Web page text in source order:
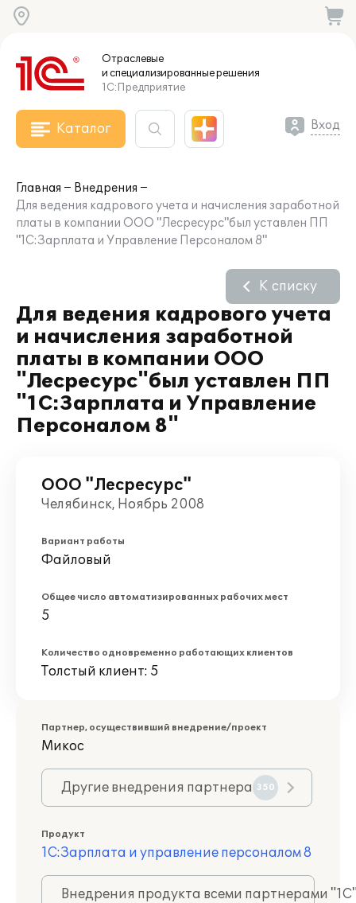
Отраслевые
и специализированныерешения
1С:Предприятие
Каталог Вход
Главная
Внедрения
Для ведения кадрового учета и начисления заработной
платы в компании ООО "Лесресурс"был уставлен ПП
"1С:Зарплата и Управление Персоналом 8"
Для ведения кадрового учета
и начисления заработной
платы в компании ООО
"Лесресурс"был уставлен ПП
"1С:Зарплата и Управление
Персоналом 8"
К списку
ООО "Лесресурс"
Челябинск, Ноябрь 2008
Вариант работы
Файловый
Общее число автоматизированных рабочих мест
5
Количество одновременно работающих клиентов
Толстый клиент: 5
Партнер, осуществивший внедрение/проект
Микос
Другие внедрения партнера 350
Продукт
1С:Зарплата и управление персоналом 8
Внедрения продукта всеми партнерами